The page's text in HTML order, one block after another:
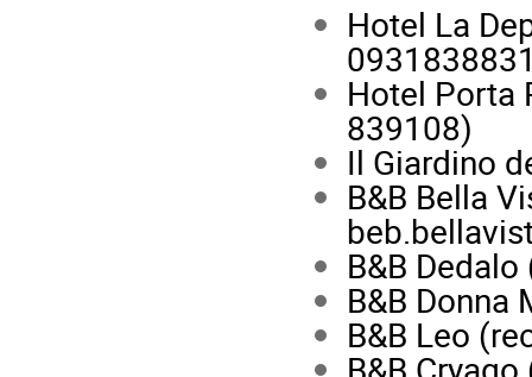
Hotel La
Hotel Porta
839108)
Il Giardino
B&B Bella
B&B
B&B
B&B Leo